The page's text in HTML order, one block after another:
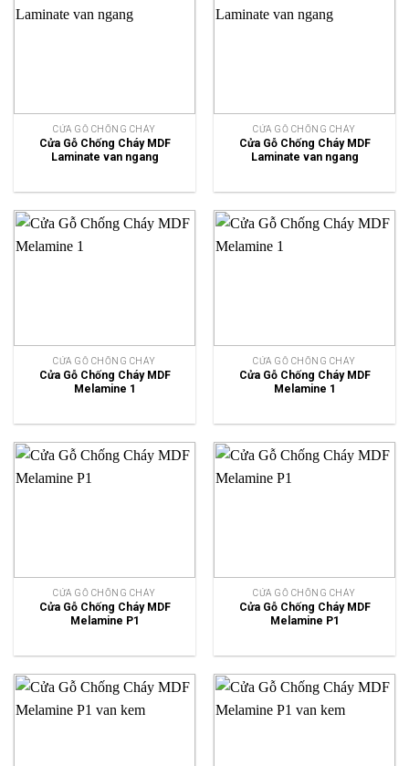
CỬA GỖ CHỐNG CHÁY
Cửa Gỗ Chống Cháy MDF
Laminate van ngang
CỬA GỖ CHỐNG CHÁY
Cửa Gỗ Chống Cháy MDF
Laminate van ngang
CỬA GỖ CHỐNG CHÁY
Cửa Gỗ Chống Cháy MDF
Melamine 1
CỬA GỖ CHỐNG CHÁY
Cửa Gỗ Chống Cháy MDF
Melamine 1
CỬA GỖ CHỐNG CHÁY
Cửa Gỗ Chống Cháy MDF
Melamine P1
CỬA GỖ CHỐNG CHÁY
Cửa Gỗ Chống Cháy MDF
Melamine P1